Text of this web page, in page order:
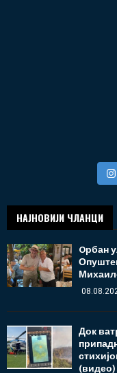
НАЈНОВИЈИ ЧЛАНЦИ
Oрбан
Док
(видео)